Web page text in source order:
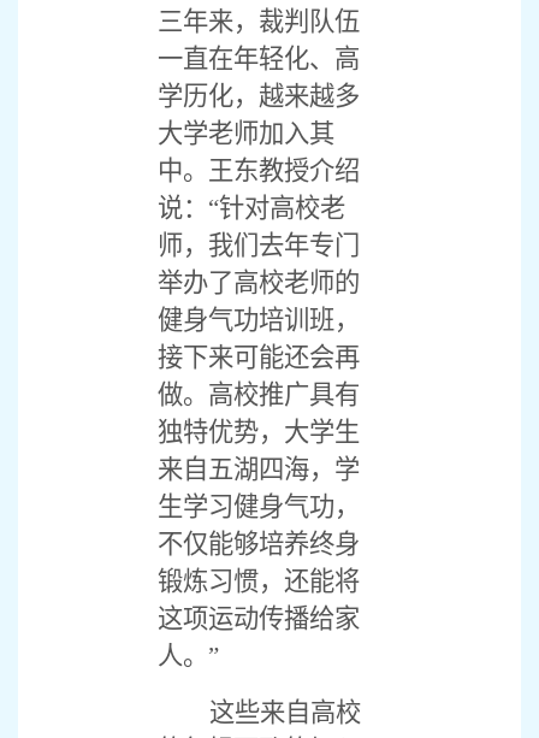
三年来，裁判队伍
一直在年轻化、高
学历化，越来越多
大学老师加入其
中。王东教授介绍
说：“针对高校老
师，我们去年专门
举办了高校老师的
健身气功培训班，
接下来可能还会再
做。高校推广具有
独特优势，大学生
来自五湖四海，学
生学习健身气功，
不仅能够培养终身
锻炼习惯，还能将
这项运动传播给家
人。”
这些来自高校